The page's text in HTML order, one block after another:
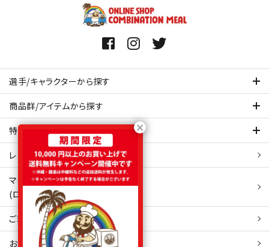
選手/キャラクターから探す
商品群/アイテムから探す
特集ページを見てみる
レビュー・口コミ 一覧ページ
マイアカウント
(ログイン/新規会員登録)
ご利用ガイド
お問い合わせ